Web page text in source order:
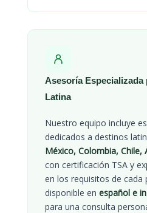
Asesoría Especializada
Latina
Nuestro equipo incluye
dedicados a destinos
México, Colombia, Chile,
con certificación TSA y
en los requisitos de cada
disponible en español e
para una consulta